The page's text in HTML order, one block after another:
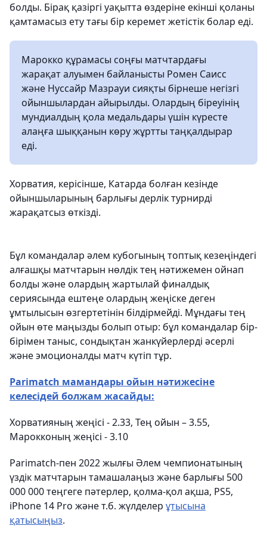
болды. Бірақ қазіргі уақытта өздеріне екінші қоланы
қамтамасыз ету тағы бір керемет жетістік болар еді.
Марокко құрамасы соңғы матчтардағы
жарақат алуымен байланысты Ромен Саисс
және Нуссайр Мазрауи сияқты бірнеше негізгі
ойыншылардан айырылды. Олардың біреуінің
мундиалдың қола медальдары үшін күресте
алаңға шыққанын көру жұртты таңқалдырар
еді.
Хорватия, керісінше, Катарда болған кезінде
ойыншыларының барлығы дерлік турнирді
жарақатсыз өткізді.
Бұл командалар әлем кубогының топтық кезеңіндегі
алғашқы матчтарын нөлдік тең нәтижемен ойнап
болды және олардың жартылай финалдық
сериясында ештеңе олардың жеңіске деген
ұмтылысын өзгертетінін білдірмейді. Мұндағы тең
ойын өте маңызды болып отыр: бұл командалар бір-
бірімен таныс, сондықтан жанкүйерлерді әсерлі
және эмоционалды матч күтіп тұр.
Parimatch мамандары ойын нәтижесіне
келесідей болжам жасайды:
Хорватияның жеңісі - 2.33, Тең ойын – 3.55,
Марокконың жеңісі - 3.10
Parimatch-пен 2022 жылғы Әлем чемпионатының
үздік матчтарын тамашалаңыз және барлығы 500
000 000 теңгеге пәтерлер, қолма-қол ақша, PS5,
iPhone 14 Pro және т.б. жүлделер ұтысына
қатысыңыз.